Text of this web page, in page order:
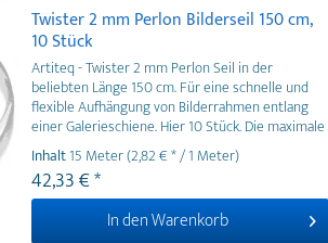
Twister 2 mm Perlon Bilderseil 150 cm,
10 Stück
Artiteq - Twister 2 mm Perlon Seil in der
beliebten Länge 150 cm. Für eine schnelle und
flexible Aufhängung von Bilderrahmen entlang
einer Galerieschiene. Hier 10 Stück. Die maximale
Tragkraft je Seil beträgt 20 kg. Twister lassen sich
an jeder beliebigen Stelle der Galerieschiene von
vorne eindrehen und müssen nicht seitlich
eingefädelt werden.
Inhalt15 Meter(2,82 € * / 1 Meter)
42,33 € *
In denWarenkorb